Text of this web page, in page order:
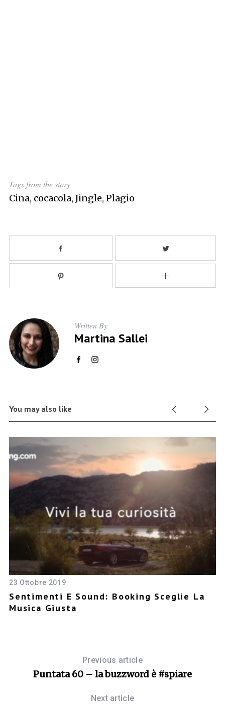
Tags from the story
Cina, cocacola, Jingle, Plagio
Written By
Martina Sallei
You may also like
23 Ottobre 2019
Sentimenti E Sound: Booking Sceglie La
Musica Giusta
Previous article
Puntata 60 – la buzzword è #spiare
Next article